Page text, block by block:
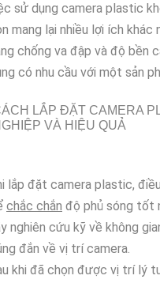
sử dụng camera plastic
mang lại nhiều lợi ích
chống va đập và độ bền
có nhu cầu với một sản
LẮP ĐẶT CAMERA
VÀ HIỆU QUẢ
lắp đặt camera plastic,
chắc chắn độ phủ sóng tốt
nghiên cứu kỹ về không
đắn về vị trí camera.
khi đã chọn được vị trí lý